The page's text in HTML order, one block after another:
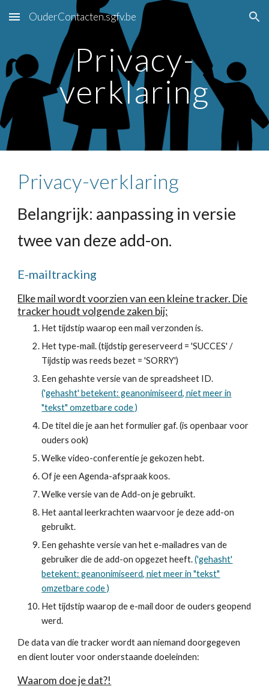
Skip to main content Skip to navigation
OuderContacten.sgfv.be
Privacy-
verklaring
Privacy-verklaring
Belangrijk: aanpassing in versie
twee van deze add-on.
E-mailtracking
Elke mail wordt voorzien van een kleine tracker. Die
tracker houdt volgende zaken bij:
Het tijdstip waarop een mail verzonden is.
Het type-mail. (tijdstip gereserveerd = 'SUCCES' /
Tijdstip was reeds bezet = 'SORRY')
Een gehashte versie van de spreadsheet ID.
('gehasht' betekent: geanonimiseerd, niet meer in
"tekst" omzetbare code )
De titel die je aan het formulier gaf. (is openbaar voor
ouders ook)
Welke video-conferentie je gekozen hebt.
Of je een Agenda-afspraak koos.
Welke versie van de Add-on je gebruikt.
Het aantal leerkrachten waarvoor je deze add-on
gebruikt.
Een gehashte versie van het e-mailadres van de
gebruiker die de add-on opgezet heeft.('gehasht'
betekent: geanonimiseerd, niet meer in "tekst"
omzetbare code )
Het tijdstip waarop de e-mail door de ouders geopend
werd.
De data van die tracker wordt aan niemand doorgegeven
en dient louter voor onderstaande doeleinden:
Waarom doe je dat?!